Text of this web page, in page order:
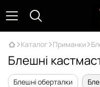
Каталог Приманки
Блешні
Блешні оберталки